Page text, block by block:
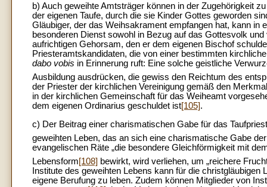
b) Auch geweihte Amtsträger können in der Zugehörigkeit
der eigenen Taufe, durch die sie Kinder Gottes geworden
Gläubiger, der das Weihsakrament empfangen hat, kann in
besonderen Dienst sowohl in Bezug auf das Gottesvolk
aufrichtigen Gehorsam, den er dem eigenen Bischof
Priesteramtskandidaten, die von einer bestimmten
dabo vobis in Erinnerung ruft: Eine solche geistliche
Ausbildung ausdrücken, die gewiss den Reichtum des
der Priester der kirchlichen Vereinigung gemäß den
in der kirchlichen Gemeinschaft für das Weiheamt
dem eigenen Ordinarius geschuldet ist[105].
c) Der Beitrag einer charismatischen Gabe für das
geweihten Leben, das an sich eine charismatische Gabe
evangelischen Räte „die besondere Gleichförmigkeit mit
Lebensform[108] bewirkt, wird verliehen, um „reichere
Institute des geweihten Lebens kann für die
eigene Berufung zu leben. Zudem können Mitglieder von